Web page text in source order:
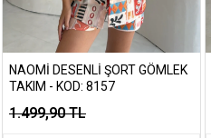
NAOMI DESENLI ŞORT GÖMLEK
TAKIM - KOD: 8157
1.499,90 TL